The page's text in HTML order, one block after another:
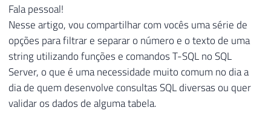
Fala pessoal!
Nesse artigo, vou compartilhar com vocês uma série de
opções para filtrar e separar o número e o texto de uma
string utilizando funções e comandos T-SQL no SQL
Server, o que é uma necessidade muito comum no dia a
dia de quem desenvolve consultas SQL diversas ou quer
validar os dados de alguma tabela.